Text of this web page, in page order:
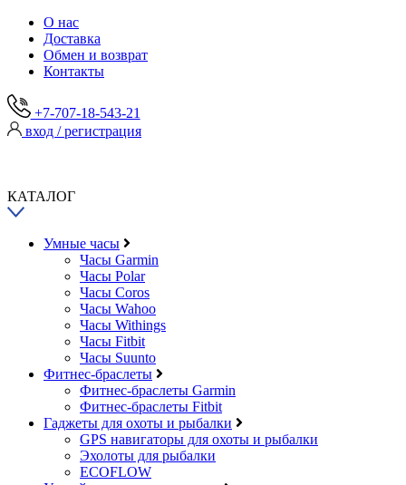
О нас
Доставка
Обмен и возврат
Контакты
+7-707-18-543-21
вход / регистрация
КАТАЛОГ
Умные часы
Часы Garmin
Часы Polar
Часы Coros
Часы Wahoo
Часы Withings
Часы Fitbit
Часы Suunto
Фитнес-браслеты
Фитнес-браслеты Garmin
Фитнес-браслеты Fitbit
Гаджеты для охоты и рыбалки
GPS навигаторы для охоты и рыбалки
Эхолоты для рыбалки
ECOFLOW